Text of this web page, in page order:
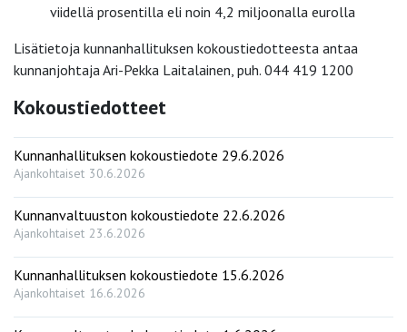
viidellä prosentilla eli noin 4,2 miljoonalla eurolla
Lisätietoja kunnanhallituksen kokoustiedotteesta antaa
kunnanjohtaja Ari-Pekka Laitalainen, puh. 044 419 1200
Kokoustiedotteet
Kunnanhallituksen kokoustiedote 29.6.2026
Ajankohtaiset 30.6.2026
Kunnanvaltuuston kokoustiedote 22.6.2026
Ajankohtaiset 23.6.2026
Kunnanhallituksen kokoustiedote 15.6.2026
Ajankohtaiset 16.6.2026